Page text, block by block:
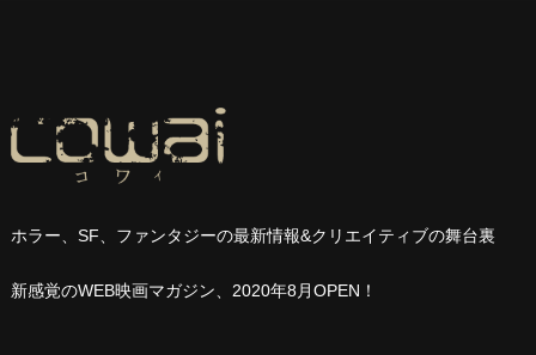
ホラー、SF、ファンタジーの最新情報&クリエイティブの舞台裏
新感覚のWEB映画マガジン、2020年8月OPEN ！